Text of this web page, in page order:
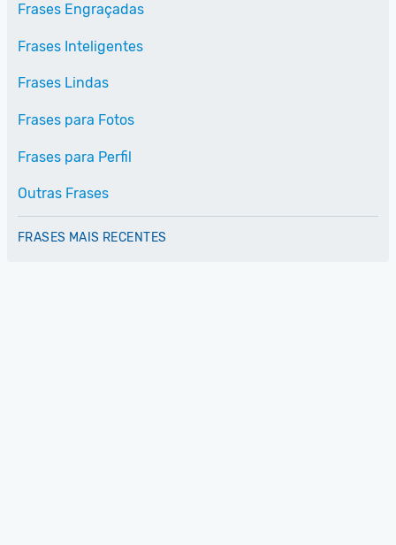
Frases Engraçadas
Frases Inteligentes
Frases Lindas
Frases para Fotos
Frases para Perfil
Outras Frases
FRASES MAIS RECENTES